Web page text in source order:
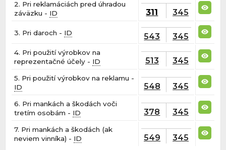
2. Pri reklamáciách pred úhradou
záväzku - ID 311 345
3. Pri daroch - ID 543 345
4. Pri použití výrobkov na
reprezentačné účely - ID 513 345
5. Pri použití výrobkov na reklamu -
ID
548 345
6. Pri mankách a škodách voči
tretím osobám - ID 378 345
7. Pri mankách a škodách (ak
neviem vinníka) - ID 549 345